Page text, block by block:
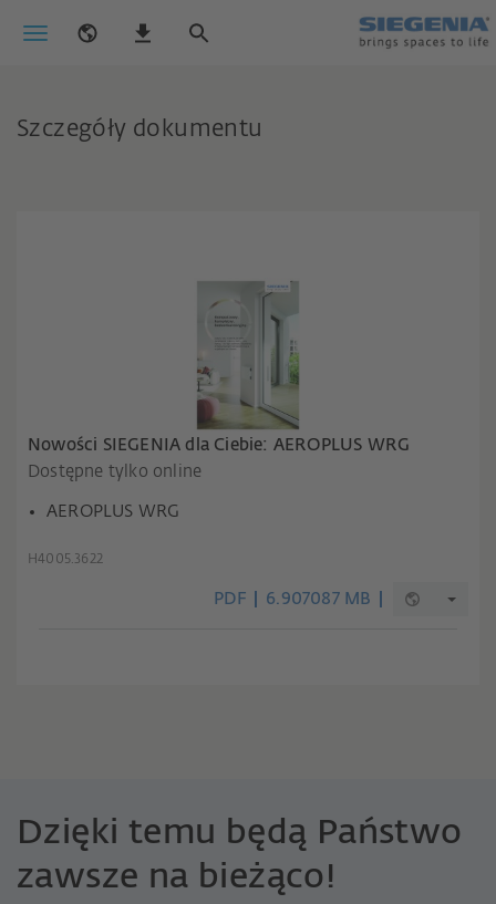
Szczegóły dokumentu
Nowości SIEGENIA dla Ciebie: AEROPLUS WRG
Dostępne tylko online
AEROPLUS WRG
H4005.3622
PDF 6.907087 MB
Dzięki temu będą Państwo
zawsze na bieżąco!